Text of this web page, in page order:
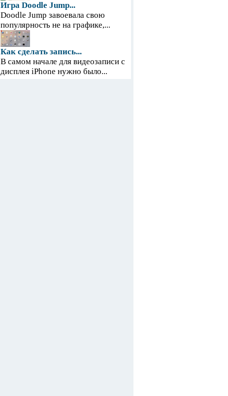
Игра Doodle Jump...
Doodle Jump завоевала свою
популярность не на графике,...
Как сделать запись...
В самом начале для видеозаписи с
дисплея iPhone нужно было...